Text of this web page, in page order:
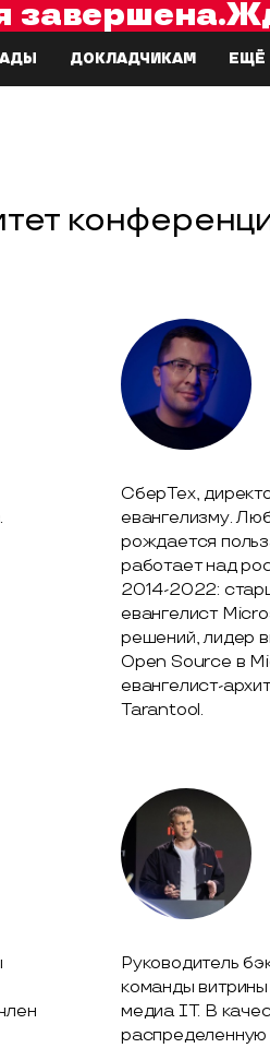
завершена.
ДОКЛАДЧИКАМ ЕЩЁ
СберТех,
евангелизму.
рождается
работает над
2014-2022:
евангелист
решений, лидер
Open Source в
евангелист-
Tarantool.
Руководитель
команды
медиа IТ. В